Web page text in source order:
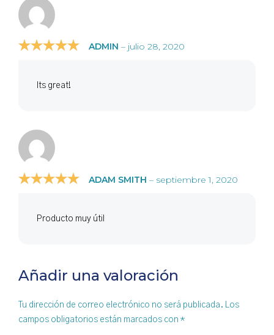
ADMIN – julio 28, 2020
Its great!
ADAM SMITH – septiembre 1, 2020
Producto muy útil
Añadir una valoración
Tu dirección de correo electrónico no será publicada. Los
campos obligatorios están marcados con *